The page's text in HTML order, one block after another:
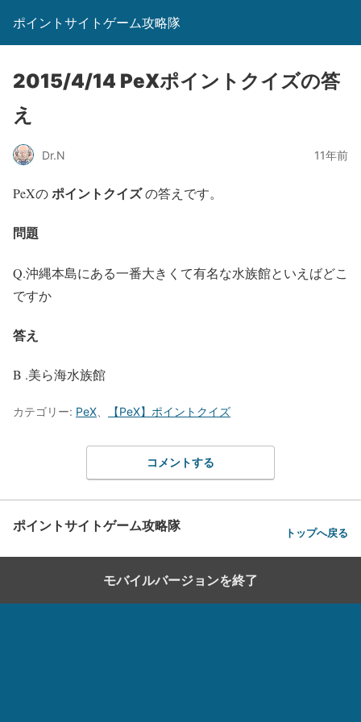
ポイントサイトゲーム攻略隊
2015/4/14 PeXポイントクイズの答
え
Dr.N 11年前
PeXのポイントクイズの答えです。
問題
Q.沖縄本島にある一番大きくて有名な水族館といえばどこ
ですか
答え
B .美ら海水族館
カテゴリー: PeX 【PeX】ポイントクイズ
コメントする
ポイントサイトゲーム攻略隊 トップへ戻る
モバイルバージョンを終了